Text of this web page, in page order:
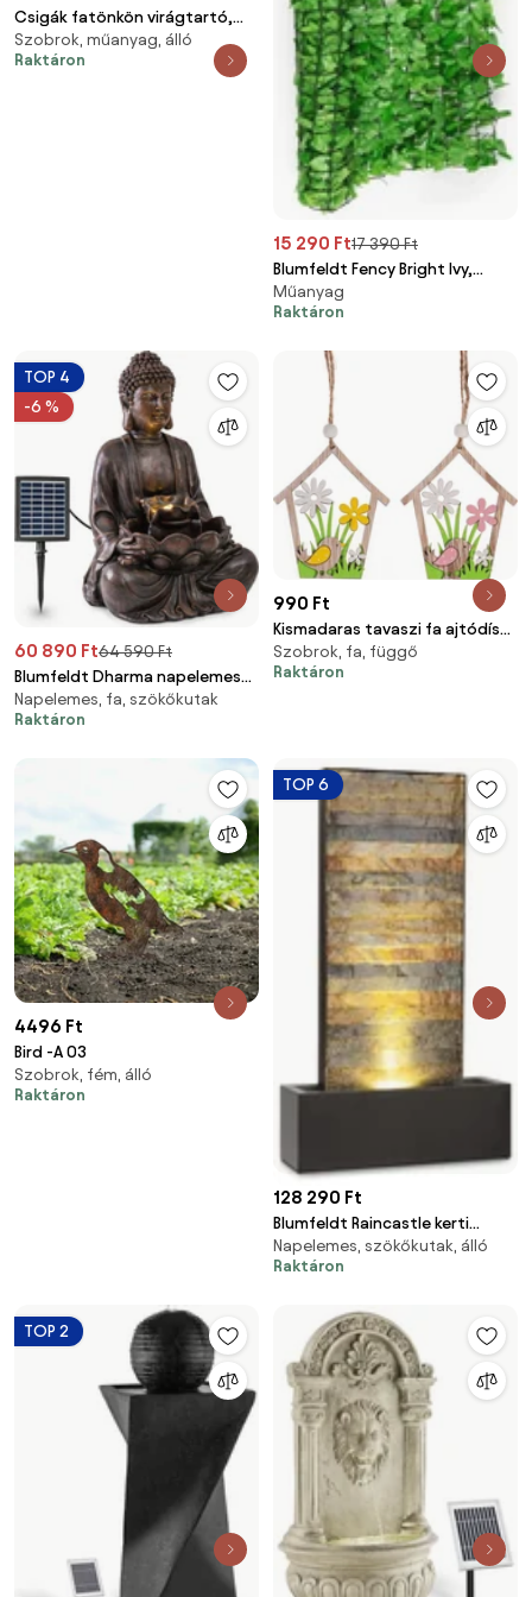
Csigák fatönkön virágtartó,
magnézium
Szobrok, műanyag, álló
Raktáron
15 290 Ft17 390 Ft
Blumfeldt Fency Bright Ivy,
világoszöld, borostyán, kerítés,
védelmet nyújt a kíváncsi
szemben, 300 x 100 cm
Műanyag
Raktáron
TOP 4
-6 %
60 890 Ft64 590 Ft
Blumfeldt Dharma napelemes
szökőkút LED, 48 x 72 x 41 cm
(Sz x M x Mé) Polyresin
Napelemes, fa, szökőkutak
Raktáron
990 Ft
Kismadaras tavaszi fa ajtódísz,
2 darabos csomag
Szobrok, fa, függő
Raktáron
4496 Ft
Bird -A 03
Szobrok, fém, álló
Raktáron
TOP 6
128 290 Ft
Blumfeldt Raincastle kerti
szökőkút 12 LED, 8W, IPX8
beltéri és kültéri használatra
Napelemes, szökőkutak, álló
Raktáron
TOP 2